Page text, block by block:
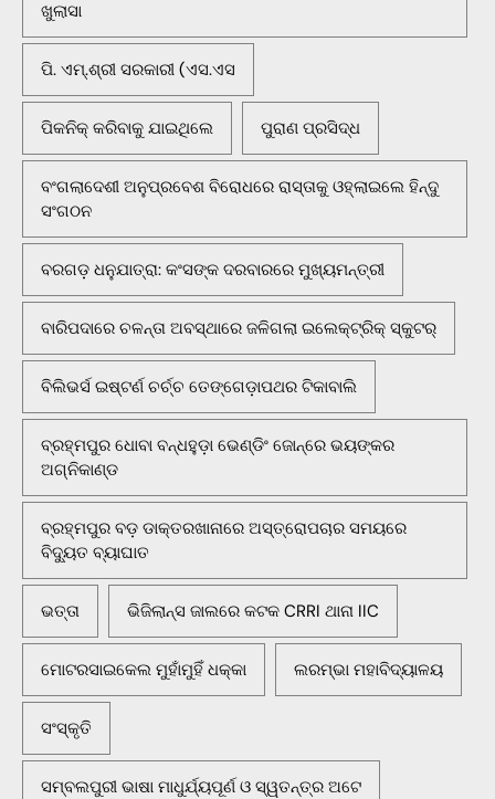
ଖୁଲାସା
ପି. ଏମ୍.ଶ୍ରୀ ସରକାରୀ (ଏସ.ଏସ
ପିକନିକ୍‌ କରିବାକୁ ଯାଇଥିଲେ ପୁରାଣ ପ୍ରସିଦ୍ଧ
ବଂଗଲାଦେଶୀ ଅନୁପ୍ରବେଶ ବିରୋଧରେ ରାସ୍ତାକୁ ଓହ୍ଲାଇଲେ ହିନ୍ଦୁ
ସଂଗଠନ
ବରଗଡ଼ ଧନୁଯାତ୍ରା: କଂସଙ୍କ ଦରବାରରେ ମୁଖ୍ୟମନ୍ତ୍ରୀ
ବାରିପଦାରେ ଚଳନ୍ତା ଅବସ୍ଥାରେ ଜଳିଗଲା ଇଲେକ୍ଟ୍ରିକ୍ ସ୍କୁଟର୍
ବିଲିଭର୍ସ ଇଷ୍ଟର୍ଣ ଚର୍ଚ୍ଚ ତେଙ୍ଗେଡ଼ାପଥର ଟିକାବାଲି
ବ୍ରହ୍ମପୁର ଧୋବା ବନ୍ଧହୁଡ଼ା ଭେଣ୍ଡିଂ ଜୋନ୍‌ରେ ଭୟଙ୍କର
ଅଗ୍ନିକାଣ୍ଡ
ବ୍ରହ୍ମପୁର ବଡ଼ ଡାକ୍ତରଖାନାରେ ଅସ୍ତ୍ରୋପଚାର ସମୟରେ
ବିଦ୍ୟୁତ ବ୍ୟାଘାତ
ଭତ୍ତା ଭିଜିଲାନ୍ସ ଜାଲରେ କଟକ CRRI ଥାନା IIC
ମୋଟରସାଇକେଲ ମୁହାଁମୁହିଁ ଧକ୍କା ଲରମ୍ଭା ମହାବିଦ୍ୟାଳୟ
ସଂସ୍କୃତି
ସମ୍ବଲପୁରୀ ଭାଷା ମାଧୁର୍ଯ୍ୟପୂର୍ଣ ଓ ସ୍ୱତନ୍ତ୍ର ଅଟେ